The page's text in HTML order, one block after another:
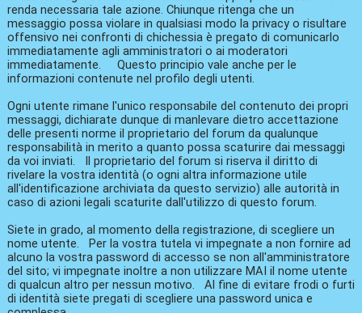
renda necessaria tale azione. Chiunque ritenga che un
messaggio possa violare in qualsiasi modo la privacy o risultare
offensivo nei confronti di chichessia è pregato di comunicarlo
immediatamente agli amministratori o ai moderatori
immediatamente. Questo principio vale anche per le
informazioni contenute nel profilo degli utenti.
Ogni utente rimane l'unico responsabile del contenuto dei propri
messaggi, dichiarate dunque di manlevare dietro accettazione
delle presenti norme il proprietario del forum da qualunque
responsabilità in merito a quanto possa scaturire dai messaggi
da voi inviati. Il proprietario del forum si riserva il diritto di
rivelare la vostra identità (o ogni altra informazione utile
all'identificazione archiviata da questo servizio) alle autorità in
caso di azioni legali scaturite dall'utilizzo di questo forum.
Siete in grado, al momento della registrazione, di scegliere un
nome utente. Per la vostra tutela vi impegnate a non fornire ad
alcuno la vostra password di accesso se non all'amministratore
del sito; vi impegnate inoltre a non utilizzare MAI il nome utente
di qualcun altro per nessun motivo. Al fine di evitare frodi o furti
di identità siete pregati di scegliere una password unica e